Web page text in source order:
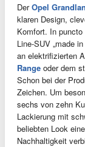
DerOpel
klaren Design,
Komfort. In
Line-SUV „made
an elektrifizierten
Range oder dem
Schon bei der
Zeichen. Um
sechs von zehn
Lackierung mit
beliebten Look
Nachhaltigkeit